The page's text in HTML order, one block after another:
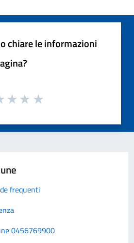
chiare le informazioni
frequenti
0456769900